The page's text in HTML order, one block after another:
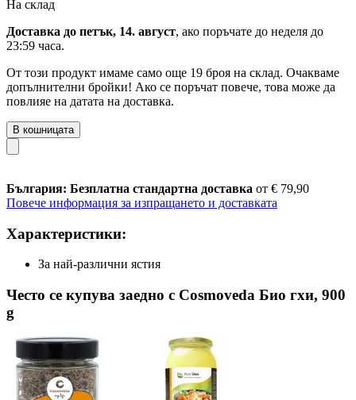
На склад
Доставка до петък, 14. август, ако поръчате до неделя до
23:59 часа.
От този продукт имаме само още 19 броя на склад. Очакваме
допълнителни бройки! Ако се поръчат повече, това може да
повлияе на датата на доставка.
В кошницата
България: Безплатна стандартна доставка от € 79,90
Повече информация за изпращането и доставката
Характеристики:
За най-различни ястия
Често се купува заедно с Cosmoveda Био гхи, 900
g